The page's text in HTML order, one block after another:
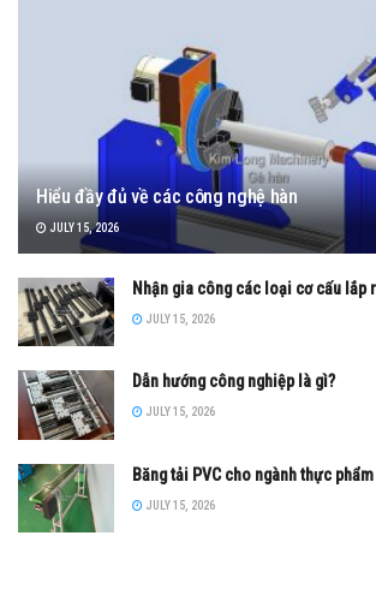
Hiểu đầy đủ về các công nghệ hàn
JULY 15, 2026
Nhận gia công các loại cơ cấu lắp
JULY 15, 2026
Dẫn hướng công nghiệp là gì?
JULY 15, 2026
Băng tải PVC cho ngành thực phẩm
JULY 15, 2026